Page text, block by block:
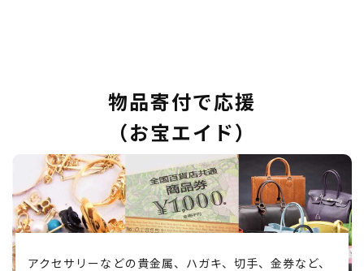
物品寄付で応援
（お宝エイド）
アクセサリーなどの貴金属、ハガキ、切手、金券など、